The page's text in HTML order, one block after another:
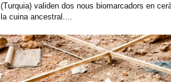
(Turquia) validen dos nous biomarcadors en
la cuina ancestral....